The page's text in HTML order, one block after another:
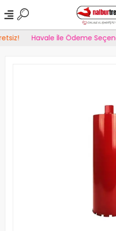
Havale İle Ödeme